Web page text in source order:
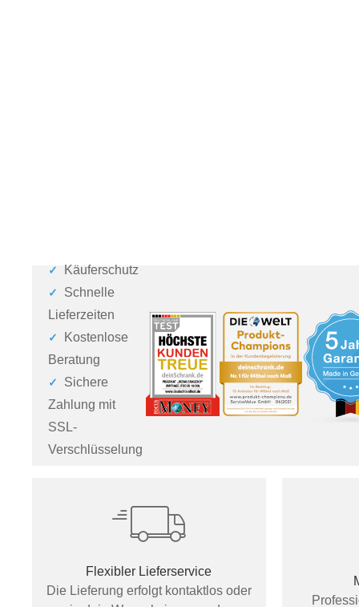
Käuferschutz
Schnelle
Lieferzeiten
Kostenlose
Beratung
Sichere
Zahlung mit
SSL-
Verschlüsselung
Flexibler Lieferservice
Die Lieferung erfolgt kontaktlos oder